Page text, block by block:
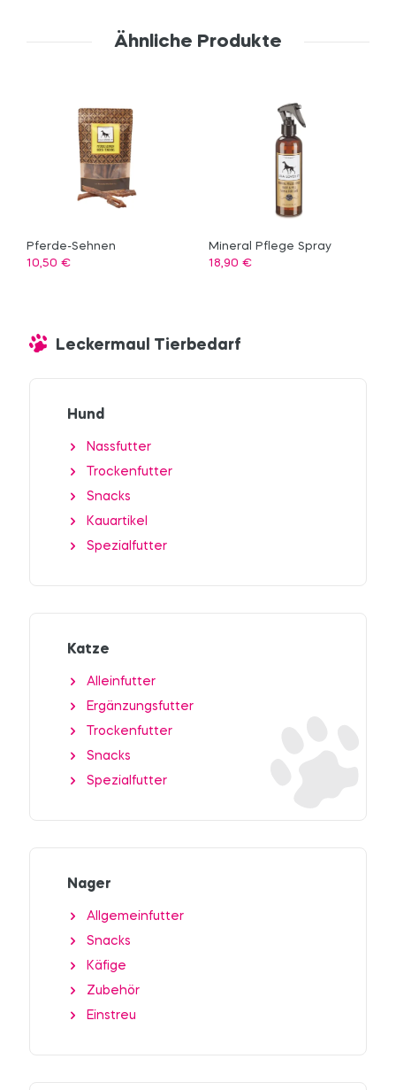
Ähnliche Produkte
Pferde-Sehnen
10,50 €
Mineral Pflege Spray
18,90 €
Leckermaul Tierbedarf
Hund
Nassfutter
Trockenfutter
Snacks
Kauartikel
Spezialfutter
Katze
Alleinfutter
Ergänzungsfutter
Trockenfutter
Snacks
Spezialfutter
Nager
Allgemeinfutter
Snacks
Käfige
Zubehör
Einstreu